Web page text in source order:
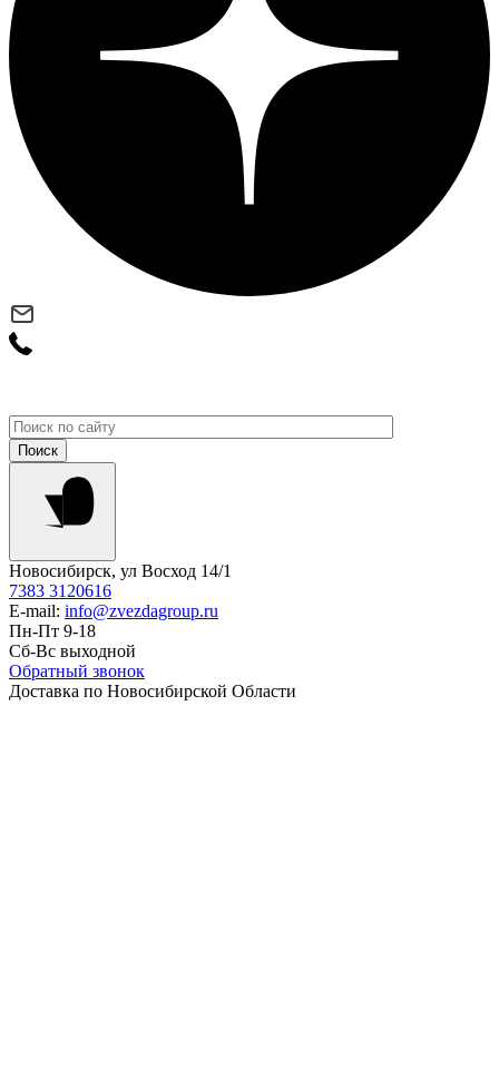
Новосибирск, ул Восход 14/1
7383 3120616
E-mail: info@zvezdagroup.ru
Пн-Пт 9-18
Сб-Вс выходной
Обратный звонок
Доставка по Новосибирской Области